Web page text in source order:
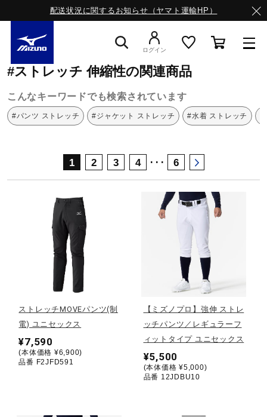
配送状況に関するお知らせ（ヤマト運輸HP）
ライフスタイルウエア
ランニング
サッカー／フットサル
トレーニング
ゴルフ
ログイン
ミズノ公式オンライン
#ストレッチ 伸縮性の関連商品
こんなキーワードでも検索されています
#パンツ ストレッチ #ジャケット ストレッチ #水着 ストレッチ
1 2 3 4 ･･･ 6
ストレッチMOVEパンツ(制
電) ユニセックス
¥7,590
(本体価格 ¥6,900)
品番 F2JFD591
【ミズノプロ】強伸 ストレ
ッチパンツ／レギュラーフ
ィットタイプ ユニセックス
¥5,500
(本体価格 ¥5,000)
品番 12JDBU10